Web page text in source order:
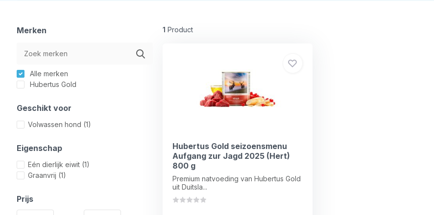
Merken
Alle merken
Hubertus Gold
Geschikt voor
Volwassen hond (1)
Eigenschap
Eén dierlijk eiwit (1)
Graanvrij (1)
Prijs
1 Product
Hubertus Gold seizoensmenu
Aufgang zur Jagd 2025 (Hert)
800 g
Premium natvoeding van Hubertus Gold
uit Duitsla...